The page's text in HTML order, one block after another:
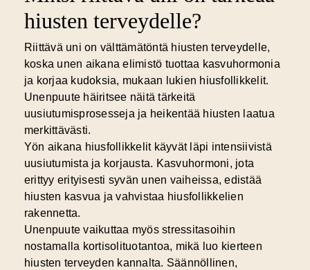
hiusten terveydelle?
Riittävä uni on välttämätöntä hiusten terveydelle,
koska unen aikana elimistö tuottaa kasvuhormonia
ja korjaa kudoksia, mukaan lukien hiusfollikkelit.
Unenpuute häiritsee näitä tärkeitä
uusiutumisprosesseja ja heikentää hiusten laatua
merkittävästi.
Yön aikana hiusfollikkelit käyvät läpi intensiivistä
uusiutumista ja korjausta. Kasvuhormoni, jota
erittyy erityisesti syvän unen vaiheissa, edistää
hiusten kasvua ja vahvistaa hiusfollikkelien
rakennetta.
Unenpuute vaikuttaa myös stressitasoihin
nostamalla kortisolituotantoa, mikä luo kierteen
hiusten terveyden kannalta. Säännöllinen,